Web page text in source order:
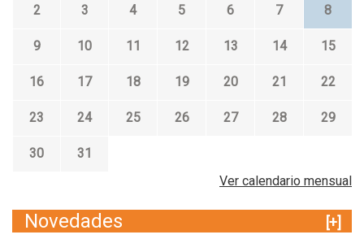
2 3 4 5 6 7 8
9 10 11 12 13 14 15
16 17 18 19 20 21 22
23 24 25 26 27 28 29
30
31
Ver calendario mensual
Novedades
[+]